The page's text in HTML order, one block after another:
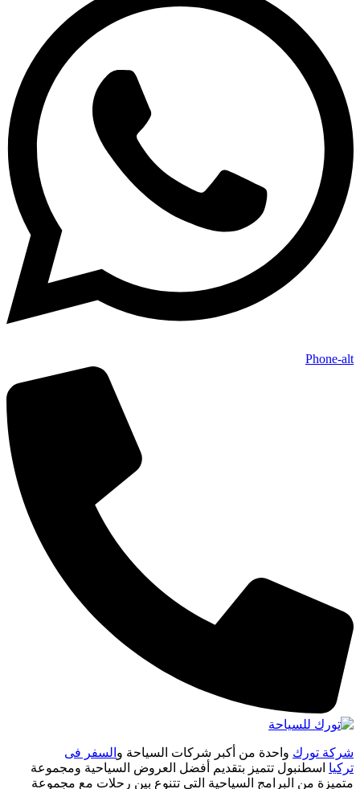
Phone-alt
شركة تورك واحدة من أكبر شركات السياحة و السفر فى
تركيا اسطنبول تتميز بتقديم أفضل العروض السياحية ومجموعة
متميزة من البرامج السياحية التى تتنوع بين رحلات مع مجموعة